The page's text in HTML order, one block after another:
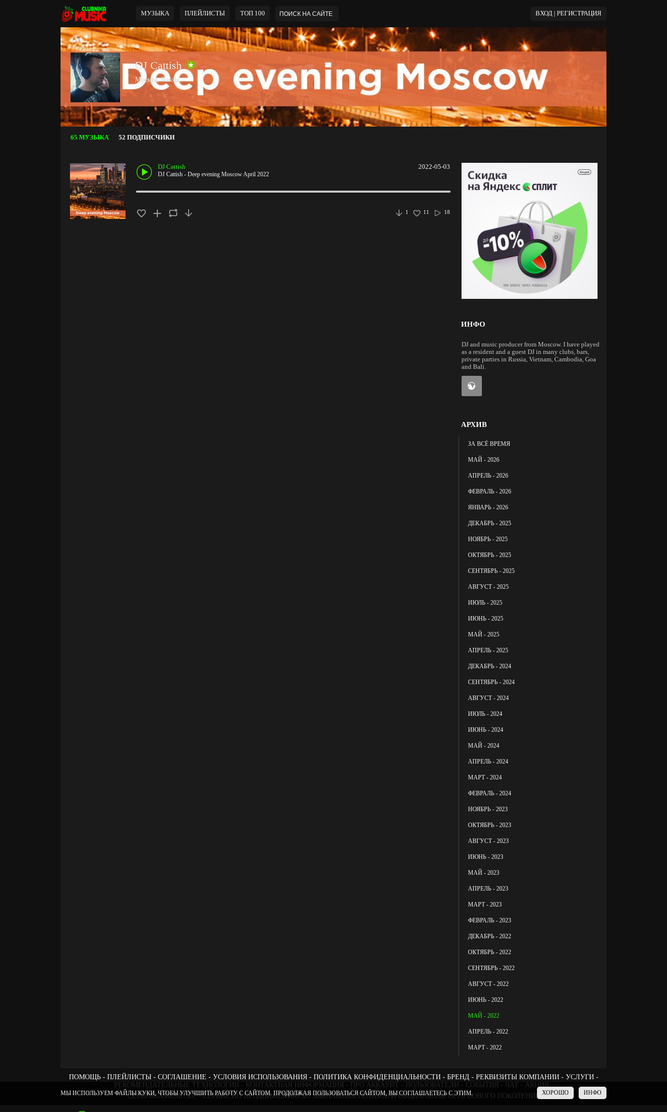
МУЗЫКА ПЛЕЙЛИСТЫ ТОП 100 ВХОД | РЕГИСТРАЦИЯ
DJ Cattish
Москва, Russia
65 МУЗЫКА 52 ПОДПИСЧИКИ
2022-05-03
DJ Cattish
DJ Cattish - Deep evening Moscow April 2022
18
11
1
ИНФО
DJ and music producer from Moscow. I have played
as a resident and a guest DJ in many clubs, bars,
private parties in Russia, Vietnam, Cambodia, Goa
and Bali.
АРХИВ
ЗА ВСЁ ВРЕМЯ
МАЙ - 2026
АПРЕЛЬ - 2026
ФЕВРАЛЬ - 2026
ЯНВАРЬ - 2026
ДЕКАБРЬ - 2025
НОЯБРЬ - 2025
ОКТЯБРЬ - 2025
СЕНТЯБРЬ - 2025
АВГУСТ - 2025
ИЮЛЬ - 2025
ИЮНЬ - 2025
МАЙ - 2025
АПРЕЛЬ - 2025
ДЕКАБРЬ - 2024
СЕНТЯБРЬ - 2024
АВГУСТ - 2024
ИЮЛЬ - 2024
ИЮНЬ - 2024
МАЙ - 2024
АПРЕЛЬ - 2024
МАРТ - 2024
ФЕВРАЛЬ - 2024
НОЯБРЬ - 2023
ОКТЯБРЬ - 2023
АВГУСТ - 2023
ИЮНЬ - 2023
МАЙ - 2023
АПРЕЛЬ - 2023
МАРТ - 2023
ФЕВРАЛЬ - 2023
ДЕКАБРЬ - 2022
ОКТЯБРЬ - 2022
СЕНТЯБРЬ - 2022
АВГУСТ - 2022
ИЮНЬ - 2022
МАЙ - 2022
АПРЕЛЬ - 2022
МАРТ - 2022
ПОМОЩЬ ПЛЕЙЛИСТЫ СОГЛАШЕНИЕ УСЛОВИЯ ИСПОЛЬЗОВАНИЯ ПОЛИТИКА КОНФИДЕНЦИАЛЬНОСТИ БРЕНД РЕКВИЗИТЫ КОМПАНИИ
УСЛУГИ
РЕКОМЕНДАТЕЛЬНЫЕ ТЕХНОЛОГИИ
КОНТАКТНАЯ ИНФОРМАЦИЯ ПРО АККАУНТ ПОЛЬЗОВАТЕЛИ СОБЫТИЯ ЧАТ
АКЦИЯ -
CLUBNIKAMUSIC.RU - СЕРВИС ПО ПРОДВИЖЕНИЮ МУЗЫКАЛЬНЫХ РЕЛИЗОВ И СОЦИАЛЬНАЯ СЕТЬ НОВОГО ПОКОЛЕНИЯ
МЫ ИСПОЛЬЗУЕМ ФАЙЛЫ КУКИ, ЧТОБЫ УЛУЧШИТЬ РАБОТУ С САЙТОМ. ПРОДОЛЖАЯ ПОЛЬЗОВАТЬСЯ САЙТОМ, ВЫ СОГЛАШАЕТЕСЬ С ЭТИМ. ИНФО
ХОРОШО